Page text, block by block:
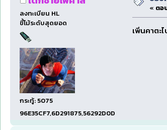
ลงทะเบียน HL
ขี้โม้ระดับสุดยอด
กระทู้: 5075
96E35CF7,6D291875,56292D0D
« ตอ
เพิ่นคาตะ